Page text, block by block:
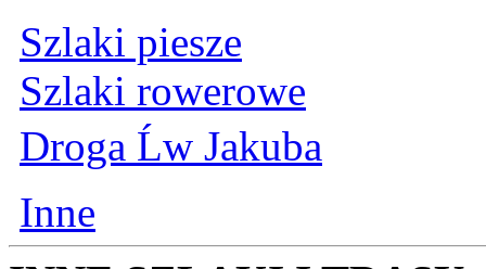
Szlaki piesze
Szlaki rowerowe
Droga Ĺw Jakuba
Inne